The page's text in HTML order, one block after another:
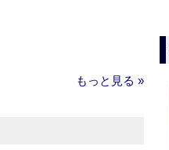
もっと見る »